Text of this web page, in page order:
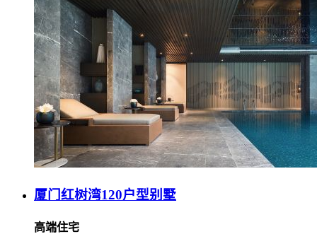
厦门红树湾120户型别墅
高端住宅